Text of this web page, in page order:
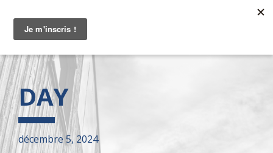
DAY
décembre 5, 2024